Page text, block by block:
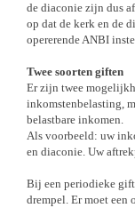
de diaconie zijn dus
op dat de kerk en de
opererende ANBI
Twee soorten giften
Er zijn twee
inkomstenbelasting,
belastbare inkomen.
Als voorbeeld: uw
en diaconie. Uw
Bij een periodieke gift
drempel. Er moet een